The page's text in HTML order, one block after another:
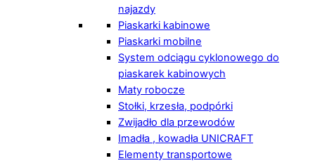
najazdy
Piaskarki kabinowe
Piaskarki mobilne
System odciągu cyklonowego do
piaskarek kabinowych
Maty robocze
Stołki, krzesła, podpórki
Zwijadło dla przewodów
Imadła , kowadła UNICRAFT
Elementy transportowe